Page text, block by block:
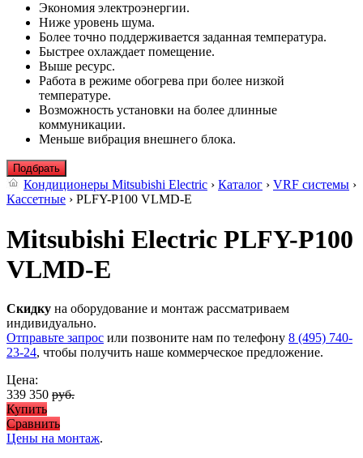
Экономия электроэнергии.
Ниже уровень шума.
Более точно поддерживается заданная температура.
Быстрее охлаждает помещение.
Выше ресурс.
Работа в режиме обогрева при более низкой
температуре.
Возможность установки на более длинные
коммуникации.
Меньше вибрация внешнего блока.
Подбрать
Кондиционеры Mitsubishi Electric › Каталог › VRF системы ›
Кассетные › PLFY-P100 VLMD-E
Mitsubishi Electric PLFY-P100
VLMD-E
Скидку на оборудование и монтаж рассматриваем
индивидуально.
Отправьте запрос или позвоните нам по телефону 8 (495) 740-
23-24, чтобы получить наше коммерческое предложение.
Цена:
339 350 руб.
Купить
Сравнить
Цены на монтаж.